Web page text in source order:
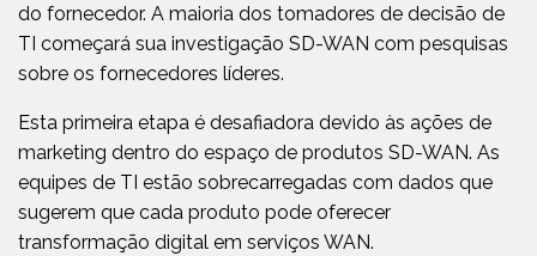
do fornecedor. A maioria dos tomadores de decisão de
TI começará sua investigação SD-WAN com pesquisas
sobre os fornecedores líderes.
Esta primeira etapa é desafiadora devido às ações de
marketing dentro do espaço de produtos SD-WAN. As
equipes de TI estão sobrecarregadas com dados que
sugerem que cada produto pode oferecer
transformação digital em serviços WAN.